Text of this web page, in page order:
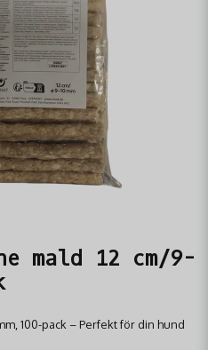
mald 12 cm/9-
100-pack – Perfekt för din hund